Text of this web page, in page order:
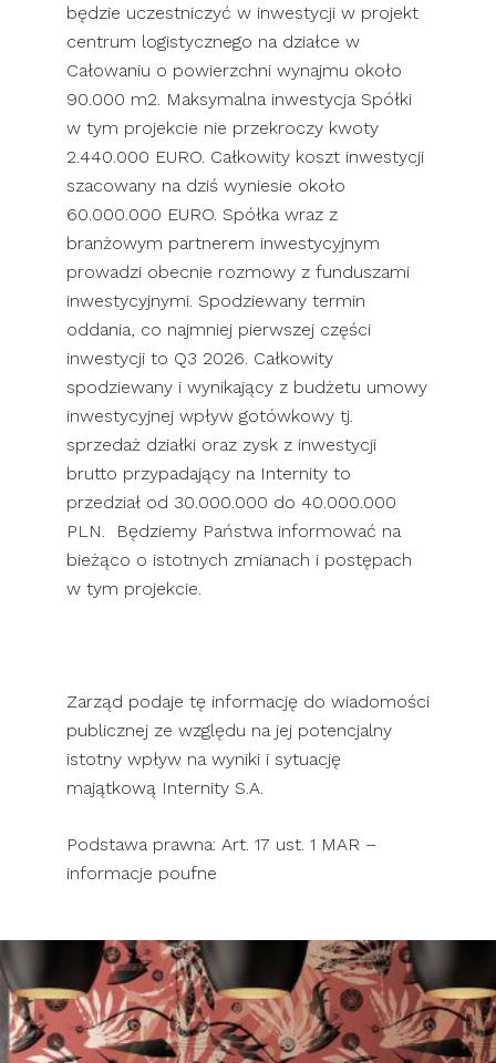
będzie uczestniczyć w inwestycji w projekt
centrum logistycznego na działce w
Całowaniu o powierzchni wynajmu około
90.000 m2. Maksymalna inwestycja Spółki
w tym projekcie nie przekroczy kwoty
2.440.000 EURO. Całkowity koszt inwestycji
szacowany na dziś wyniesie około
60.000.000 EURO. Spółka wraz z
branżowym partnerem inwestycyjnym
prowadzi obecnie rozmowy z funduszami
inwestycyjnymi. Spodziewany termin
oddania, co najmniej pierwszej części
inwestycji to Q3 2026. Całkowity
spodziewany i wynikający z budżetu umowy
inwestycyjnej wpływ gotówkowy tj.
sprzedaż działki oraz zysk z inwestycji
brutto przypadający na Internity to
przedział od 30.000.000 do 40.000.000
PLN. Będziemy Państwa informować na
bieżąco o istotnych zmianach i postępach
w tym projekcie.
Zarząd podaje tę informację do wiadomości
publicznej ze względu na jej potencjalny
istotny wpływ na wyniki i sytuację
majątkową Internity S.A.
Podstawa prawna: Art. 17 ust. 1 MAR –
informacje poufne